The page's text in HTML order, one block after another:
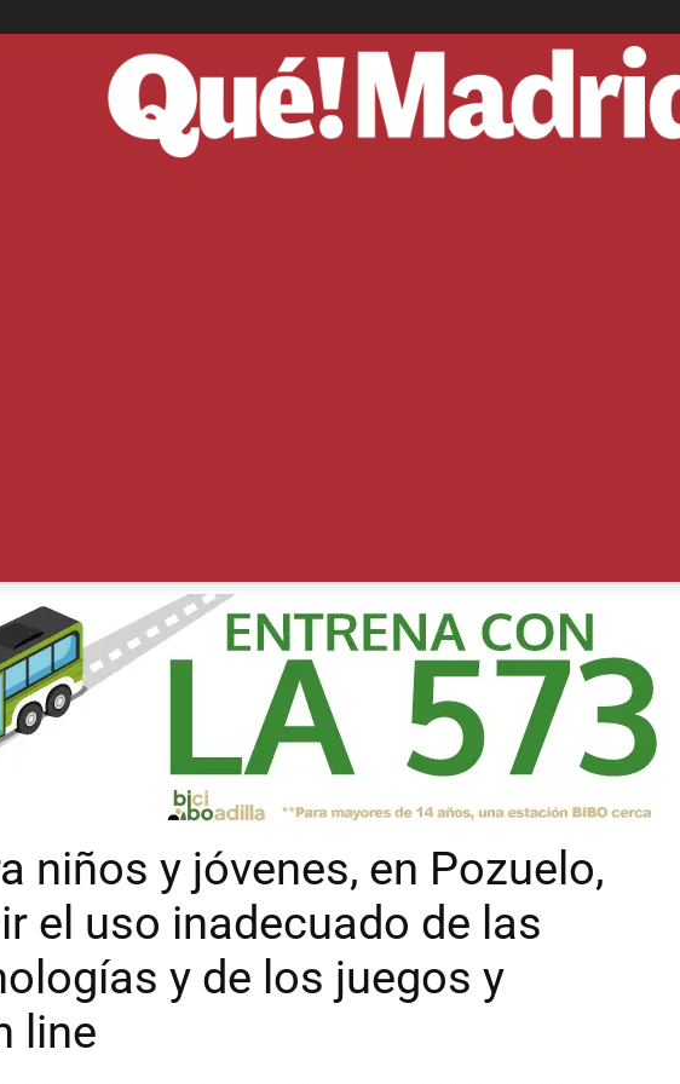
niños y jóvenes, en Pozuelo,
el uso inadecuado de las
y de los juegos y
line